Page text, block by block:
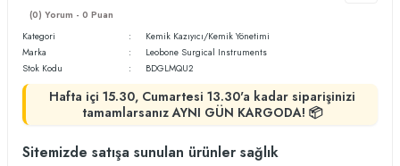
(0) Yorum - 0 Puan
Kategori
Kemik Kazıyıcı/Kemik Yönetimi
Marka
Leobone Surgical Instruments
Stok Kodu
BDGLMQU2
Hafta içi 15.30, Cumartesi 13.30'a kadar siparişinizi
tamamlarsanız AYNI GÜN KARGODA! 📦
Sitemizde satışa sunulan ürünler sağlık